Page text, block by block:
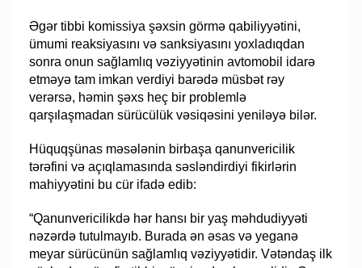
Əgər tibbi komissiya şəxsin görmə qabiliyyətini,
ümumi reaksiyasını və sanksiyasını yoxladıqdan
sonra onun sağlamlıq vəziyyətinin avtomobil idarə
etməyə tam imkan verdiyi barədə müsbət rəy
verərsə, həmin şəxs heç bir problemlə
qarşılaşmadan sürücülük vəsiqəsini yeniləyə bilər.
Hüquqşünas məsələnin birbaşa qanunvericilik
tərəfini və açıqlamasında səsləndirdiyi fikirlərin
mahiyyətini bu cür ifadə edib:
“Qanunvericilikdə hər hansı bir yaş məhdudiyyəti
nəzərdə tutulmayıb. Burada ən əsas və yeganə
meyar sürücünün sağlamlıq vəziyyətidir. Vətəndaş ilk